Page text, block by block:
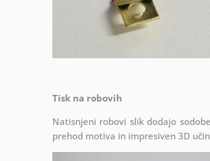
Tisk na robovih
Natisnjeni robovi slik dodajo
prehod motiva in impresiven 3D